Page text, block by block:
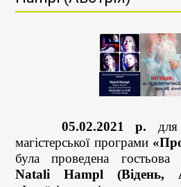
05.02.2021 р. для
магістерської програми
була проведена гостьова
Natali Hampl (Відень,